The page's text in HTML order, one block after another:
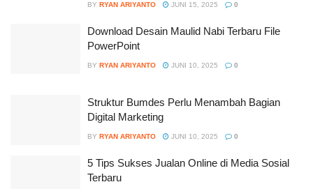
BY RYAN ARIYANTO JUNI 15, 2025 0
Download Desain Maulid Nabi Terbaru File
PowerPoint
BY RYAN ARIYANTO JUNI 10, 2025 0
Struktur Bumdes Perlu Menambah Bagian
Digital Marketing
BY RYAN ARIYANTO JUNI 10, 2025 0
5 Tips Sukses Jualan Online di Media Sosial
Terbaru